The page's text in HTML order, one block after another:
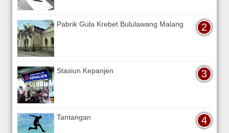
Pabrik Gula Krebet Bululawang Malang
Stasiun Kepanjen
Tantangan